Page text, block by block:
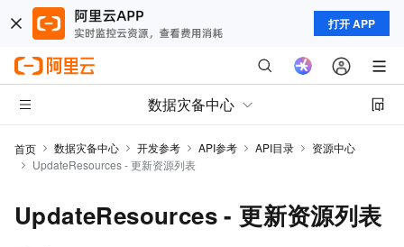
打开 APP
数据灾备中心
首页 数据灾备中心 开发参考 API参考 API目录
资源中心
UpdateResources - 更新资源列表
UpdateResources - 更新资源列表